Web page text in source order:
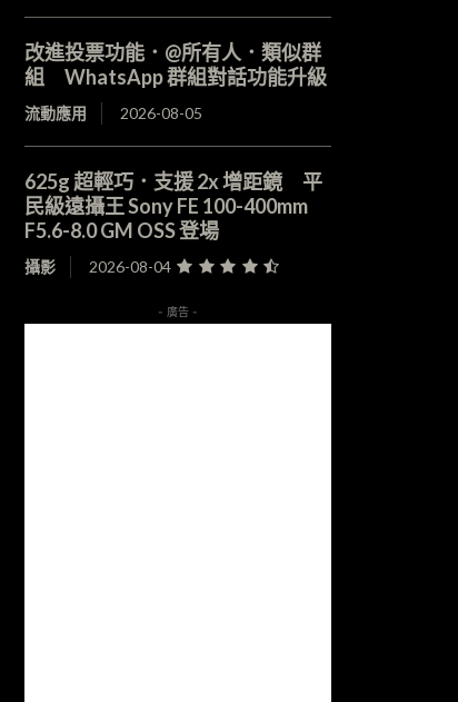
改進投票功能．@所有人．類似群
組 WhatsApp 群組對話功能升級
流動應用 2026-08-05
625g 超輕巧．支援 2x 增距鏡 平
民級遠攝王 Sony FE 100-400mm
F5.6-8.0 GM OSS 登場
攝影 2026-08-04
- 廣告 -